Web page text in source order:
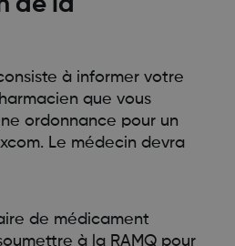
à informer votre
que vous
ordonnance pour un
Le médecin devra
de médicament
à la RAMQ pour